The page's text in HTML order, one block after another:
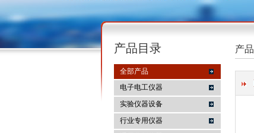
产品目录
全部产品
电子电工仪器
实验仪器设备
行业专用仪器
产